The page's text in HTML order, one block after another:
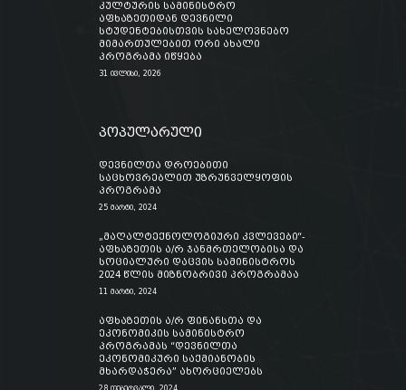
კულტურის სამინისტრო
აფხაზეთიდან დევნილი
სტუდენტებისთვის სახელოვნებო
მიმართულებით ორი ახალი
პროგრამა იწყება
31 ივლისი, 2026
პოპულარული
დევნილთა დროებითი
საცხოვრებლით უზრუნველყოფის
პროგრამა
25 მარტი, 2024
„მაღალტექნოლოგიური კვლევები“-
აფხაზეთის ა/რ ჯანმრთელობისა და
სოციალური დაცვის სამინისტროს
2024 წლის მიზნობრივი პროგრამაა
11 მარტი, 2024
აფხაზეთის ა/რ ფინანსთა და
ეკონომიკის სამინისტრო
პროგრამას “დევნილთა
ეკონომიკური საქმიანობის
მხარდაჭერა” ახორციელებს